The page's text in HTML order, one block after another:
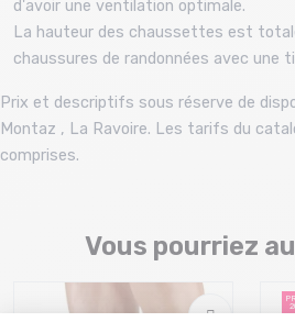
d'avoir une ventilation optimale.
La hauteur des chaussettes est
chaussures de randonnées avec une
Prix et descriptifs sous réserve de
Montaz , La Ravoire. Les tarifs du
comprises.
Vous pourriez